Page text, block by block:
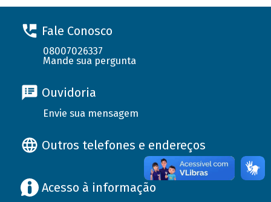
Fale Conosco
08007026337
Mande sua pergunta
Ouvidoria
Envie sua mensagem
Outros telefones e endereços
Acesso à informação